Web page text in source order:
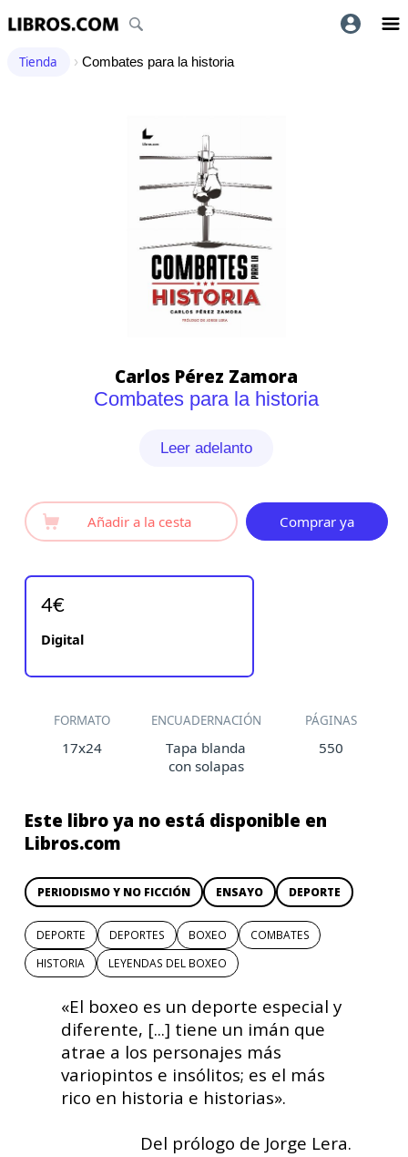
Tienda › Combates para la historia
Carlos Pérez Zamora
Combates para la historia
Leer adelanto
Añadir a la cesta Comprar ya
4€
Digital
FORMATO ENCUADERNACIÓN PÁGINAS
17x24
Tapa blanda
con solapas
550
Este libro ya no está disponible en
Libros.com
PERIODISMO Y NO FICCIÓN ENSAYO DEPORTE
DEPORTE DEPORTES BOXEO
COMBATES
HISTORIA
LEYENDAS DEL BOXEO
«El boxeo es un deporte especial y
diferente, [...] tiene un imán que
atrae a los personajes más
variopintos e insólitos; es el más
rico en historia e historias».
Del prólogo de Jorge Lera.